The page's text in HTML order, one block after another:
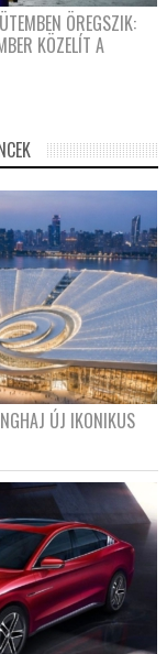
ÖREGSZIK:
KÖZELÍT A
ÚJ IKONIKUS